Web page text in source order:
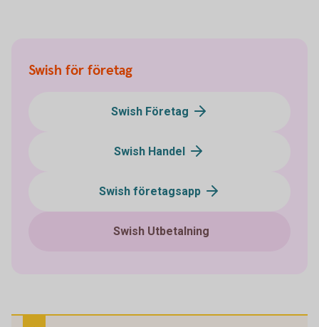
Swish för företag
Swish Företag
Swish Handel
Swish företagsapp
Swish Utbetalning